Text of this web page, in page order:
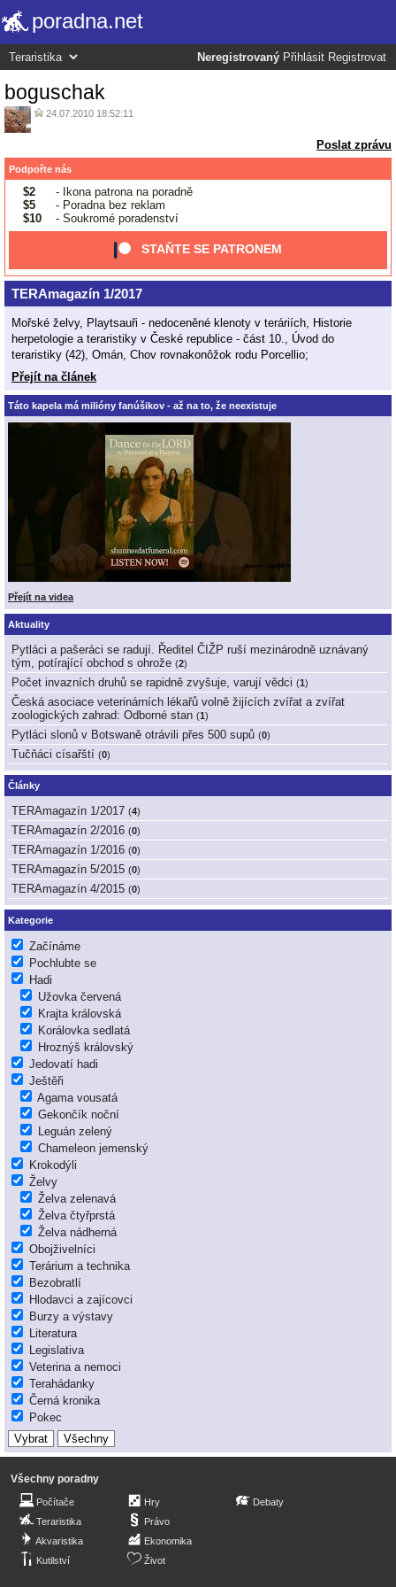
poradna.net
Neregistrovaný Přihlásit Registrovat
boguschak
24.07.2010 18:52:11
Poslat zprávu
Podpořte nás
$2
- Ikona patrona na poradně
$5
- Poradna bez reklam
$10
- Soukromé poradenství
STAŇTE SE PATRONEM
TERAmagazín 1/2017
Mořské želvy, Playtsauři - nedoceněné klenoty v teráriích, Historie
herpetologie a teraristiky v České republice - část 10., Úvod do
teraristiky (42), Omán, Chov rovnakonôžok rodu Porcellio;
Přejít na článek
Táto kapela má milióny fanúšikov - až na to, že neexistuje
Přejít na videa
Aktuality
Pytláci a pašeráci se radují. Ředitel ČIŽP ruší mezinárodně uznávaný
tým, potírající obchod s ohrože (2)
Počet invazních druhů se rapidně zvyšuje, varují vědci (1)
Česká asociace veterinárních lékařů volně žijících zvířat a zvířat
zoologických zahrad: Odborné stan (1)
Pytláci slonů v Botswaně otrávili přes 500 supů (0)
Tučňáci císařští (0)
Články
TERAmagazín 1/2017 (4)
TERAmagazín 2/2016 (0)
TERAmagazín 1/2016 (0)
TERAmagazín 5/2015 (0)
TERAmagazín 4/2015 (0)
Kategorie
Začínáme
Pochlubte se
Hadi
Užovka červená
Krajta královská
Korálovka sedlatá
Hroznýš královský
Jedovatí hadi
Ještěři
Agama vousatá
Gekončík noční
Leguán zelený
Chameleon jemenský
Krokodýli
Želvy
Želva zelenavá
Želva čtyřprstá
Želva nádherná
Obojživelníci
Terárium a technika
Bezobratlí
Hlodavci a zajícovci
Burzy a výstavy
Literatura
Legislativa
Veterina a nemoci
Terahádanky
Černá kronika
Pokec
Všechny poradny
Počítače
Teraristika
Akvaristika
Kutilství
Hry
Právo
Ekonomika
Život
Debaty